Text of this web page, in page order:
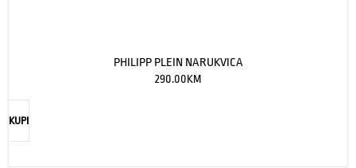
PHILIPP PLEIN NARUKVICA
290.00KM
KUPI